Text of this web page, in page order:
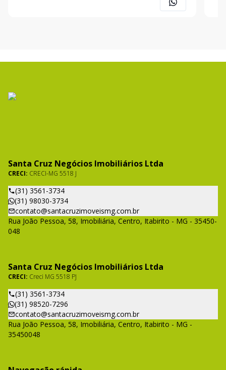
ASSIS (31) 98565-1205 .ERIC SIQUEIRA (31)98570-
Santa Cruz Negócios Imobiliários Ltda
CRECI: CRECI-MG 5518 J
(31) 3561-3734
(31) 98030-3734
contato@santacruzimoveismg.com.br
Rua João Pessoa, 58, Imobiliária, Centro, Itabirito - MG - 35450-
048
Santa Cruz Negócios Imobiliários Ltda
CRECI: Creci MG 5518 PJ
(31) 3561-3734
(31) 98520-7296
contato@santacruzimoveismg.com.br
Rua João Pessoa, 58, Imobiliária, Centro, Itabirito - MG -
35450048